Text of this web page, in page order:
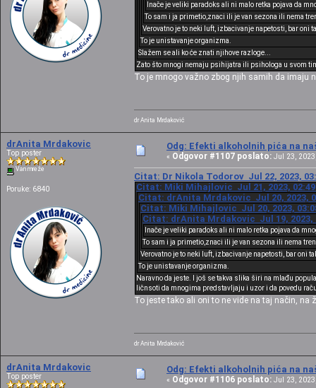
Inače je veliki paradoks ali ni malo retka pojava da
To sam i ja primetio,znaci ili je van sezona ili nema
Verovatno je to neki luft, izbacivanje napetosti, bar oni
To je unistavanje organizma.
Slažem se ali ko će znati njihove razloge...
Zato što mnogi nemaju psihijatra ili psihologa u svom
To je mnogo važno zbog njih samih da imaju
dr Anita Mrdaković
drAnita Mrdakovic
Top poster
Van mreže
Poruke: 6840
Odg: Efekti alkoholnih pića na
« Odgovor #1107 poslato: Jul 23,
Citat: Dr Nikola Todorov Jul 22, 2023,
Citat: Miki Mihajlovic Jul 21, 2023,
Citat: drAnita Mrdakovic Jul 20, 2023,
Citat: Miki Mihajlovic Jul 20, 2023,
Citat: drAnita Mrdakovic Jul 19, 2023,
Inače je veliki paradoks ali ni malo retka pojava da
To sam i ja primetio,znaci ili je van sezona ili nema
Verovatno je to neki luft, izbacivanje napetosti, bar oni
To je unistavanje organizma.
Naravno da jeste. I još se takva slika širi na mlađu
ličnsoti da mnogima predstavljaju i uzor i da povedu
To jeste tako ali oni to ne vide na taj način, na
dr Anita Mrdaković
drAnita Mrdakovic
Top poster
Odg: Efekti alkoholnih pića na
« Odgovor #1106 poslato: Jul 23,